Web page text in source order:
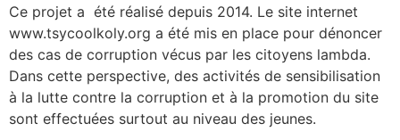
Ce projet a été réalisé depuis 2014. Le site internet
www.tsycoolkoly.org a été mis en place pour dénoncer
des cas de corruption vécus par les citoyens lambda.
Dans cette perspective, des activités de sensibilisation
à la lutte contre la corruption et à la promotion du site
sont effectuées surtout au niveau des jeunes.